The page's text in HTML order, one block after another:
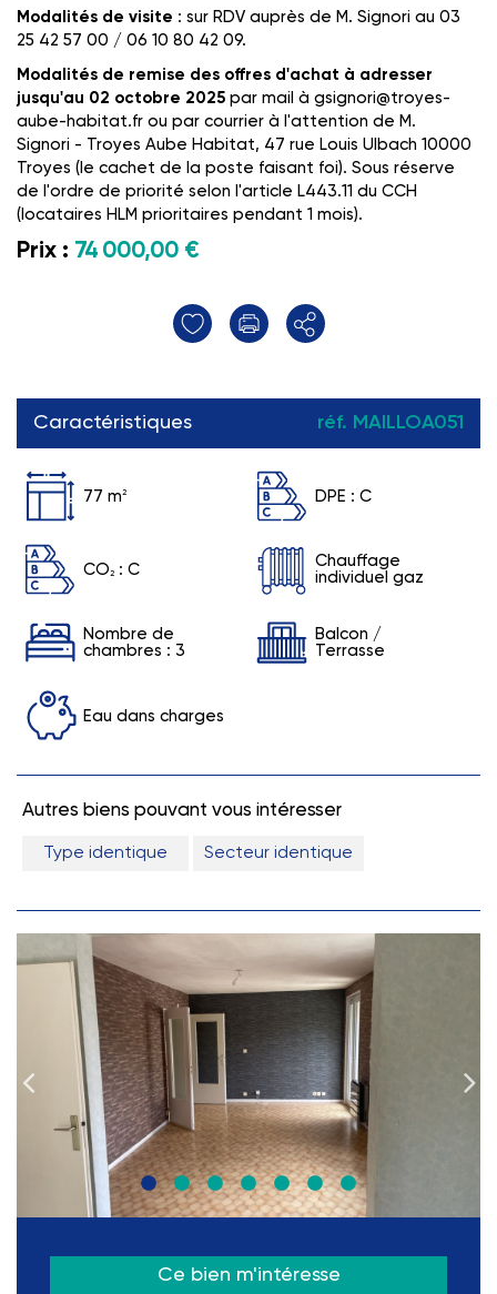
Modalités de visite : sur RDV auprès de M. Signori au 03
25 42 57 00 / 06 10 80 42 09.
Modalités de remise des offres d'achat à adresser
jusqu'au 02 octobre 2025 par mail à gsignori@troyes-
aube-habitat.fr ou par courrier à l'attention de M.
Signori - Troyes Aube Habitat, 47 rue Louis Ulbach 10000
Troyes (le cachet de la poste faisant foi). Sous réserve
de l'ordre de priorité selon l'article L443.11 du CCH
(locataires HLM prioritaires pendant 1 mois).
Prix : 74 000,00 €
Caractéristiques réf. MAILLOA051
77 m 2 DPE : C
CO 2 : C
Chauffage
individuel gaz
Nombre de
chambres : 3
Balcon /
Terrasse
Eau dans charges
Autres biens pouvant vous intéresser
Type identique Secteur identique
Ce bien m'intéresse